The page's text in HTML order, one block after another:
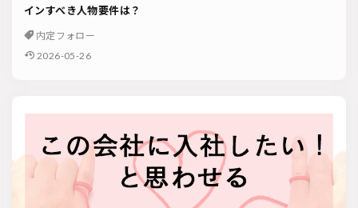
インすべき人物要件は？
内定フォロー
2026-05-26